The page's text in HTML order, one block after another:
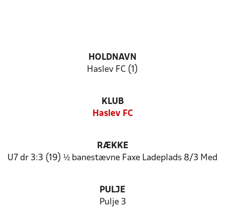
HOLDNAVN
Haslev FC (1)
KLUB
Haslev FC
RÆKKE
U7 dr 3:3 (19) ½ banestævne Faxe Ladeplads 8/3 Med
PULJE
Pulje 3